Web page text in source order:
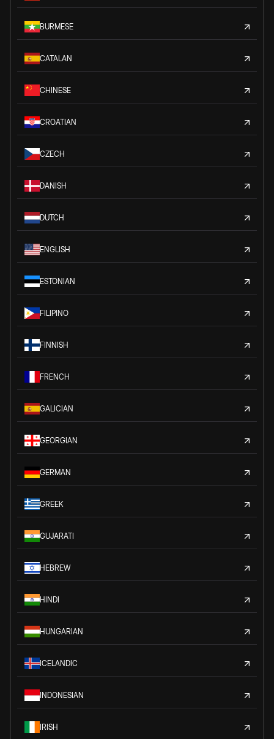
BURMESE
CATALAN
CHINESE
CROATIAN
CZECH
DANISH
DUTCH
ENGLISH
ESTONIAN
FILIPINO
FINNISH
FRENCH
GALICIAN
GEORGIAN
GERMAN
GREEK
GUJARATI
HEBREW
HINDI
HUNGARIAN
ICELANDIC
INDONESIAN
IRISH